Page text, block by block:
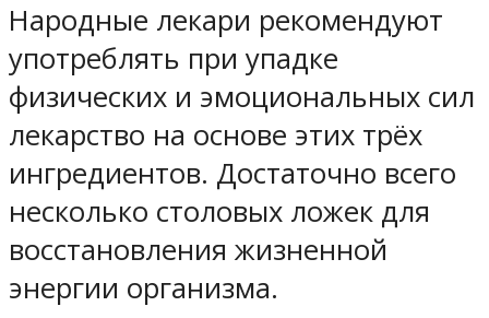
Народные лекари рекомендуют
употреблять при упадке
физических и эмоциональных сил
лекарство на основе этих трёх
ингредиентов. Достаточно всего
несколько столовых ложек для
восстановления жизненной
энергии организма.